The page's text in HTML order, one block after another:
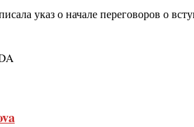
указ о начале переговоров о